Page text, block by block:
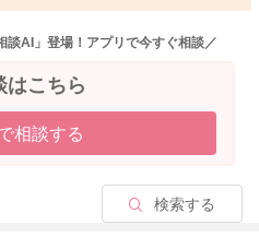
談AI」登場！アプリで今すぐ相談／
はこちら
相談する
検索する